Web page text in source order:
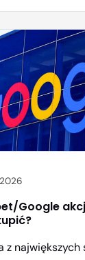
kupować i
nowoczesnych
wyjaśnimy,
w te
ryzyka i […]
Google
z największych